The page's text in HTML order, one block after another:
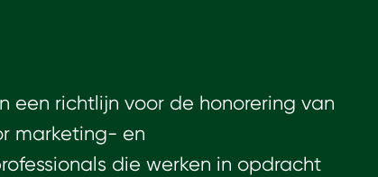
een richtlijn voor de honorering van
marketing- en
die werken in opdracht